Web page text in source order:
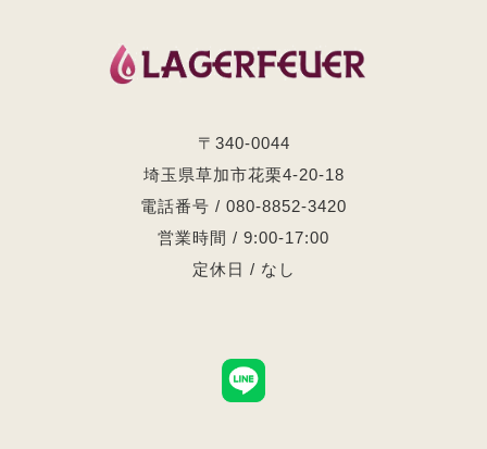
〒340-0044
埼玉県草加市花栗4-20-18
電話番号 / 080-8852-3420
営業時間 / 9:00-17:00
定休日 / なし